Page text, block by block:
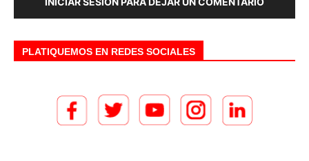
PLATIQUEMOS EN REDES SOCIALES